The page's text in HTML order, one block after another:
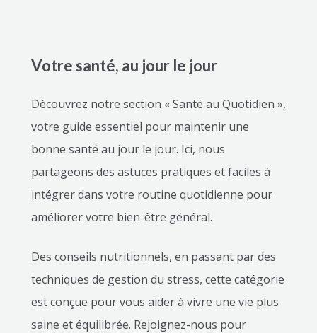
Votre santé, au jour le jour
Découvrez notre section « Santé au Quotidien »,
votre guide essentiel pour maintenir une
bonne santé au jour le jour. Ici, nous
partageons des astuces pratiques et faciles à
intégrer dans votre routine quotidienne pour
améliorer votre bien-être général.
Des conseils nutritionnels, en passant par des
techniques de gestion du stress, cette catégorie
est conçue pour vous aider à vivre une vie plus
saine et équilibrée. Rejoignez-nous pour